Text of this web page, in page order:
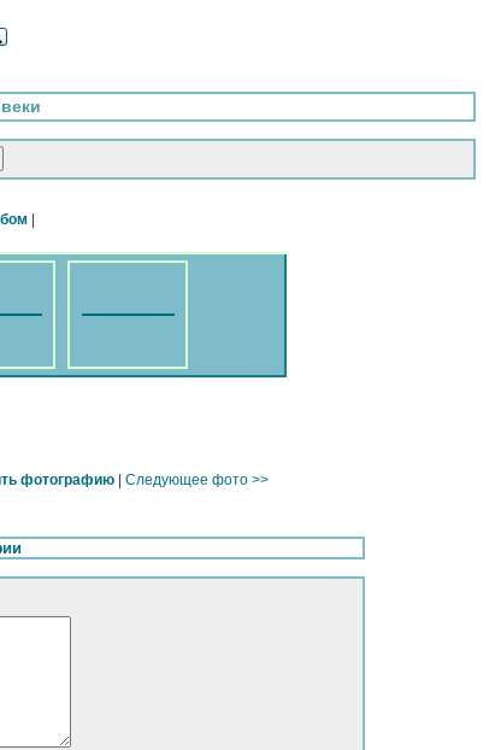
фотографию| Следующее фото >>